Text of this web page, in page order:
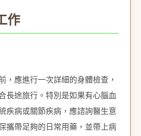
作
，應進行一次詳細的身體檢查，
長途旅行。特別是如果有心腦血
疾病或關節疾病，應諮詢醫生意
攜帶足夠的日常用藥，並帶上病